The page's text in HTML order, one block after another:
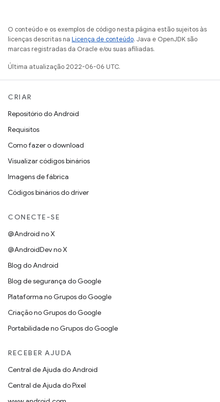
O conteúdo e os exemplos de código nesta página estão sujeitos às
licenças descritas na Licença de conteúdo. Java e OpenJDK são
marcas registradas da Oracle e/ou suas afiliadas.
Última atualização 2022-06-06 UTC.
CRIAR
Repositório do Android
Requisitos
Como fazer o download
Visualizar códigos binários
Imagens de fábrica
Códigos binários do driver
CONECTE-SE
@Android no X
@AndroidDev no X
Blog do Android
Blog de segurança do Google
Plataforma no Grupos do Google
Criação no Grupos do Google
Portabilidade no Grupos do Google
RECEBER AJUDA
Central de Ajuda do Android
Central de Ajuda do Pixel